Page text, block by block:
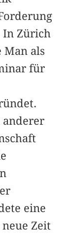
Zürich
Man als
für
anderer
eine
Zeit